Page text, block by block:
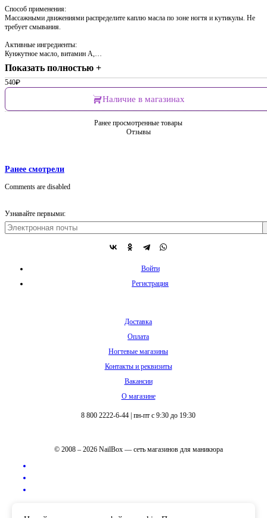
Способ применения:
Массажными движениями распределите каплю масла по зоне ногтя и кутикулы. Не
требует смывания.
Активные ингредиенты:
Кунжутное масло, витамин А,…
Показать полностью +
540₽
Наличие в магазинах
Ранее просмотренные товары
Отзывы
Ранее смотрели
Comments are disabled
Узнавайте первыми:
Войти
Регистрация
Доставка
Оплата
Ногтевые магазины
Контакты и реквизиты
Вакансии
О магазине
8 800 2222-6-44 пн-пт с 9:30 до 19:30
© 2008 – 2026 NailBox — сеть магазинов для маникюра